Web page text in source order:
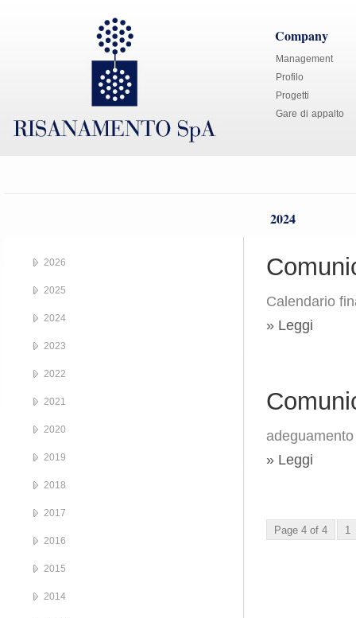
Company
Management
Profilo
Progetti
Gare di appalto
2024
Calendario
» Leggi
» Leggi
Page 4 of 4 1
2026
2025
2024
2023
2022
2021
2020
2019
2018
2017
2016
2015
2014